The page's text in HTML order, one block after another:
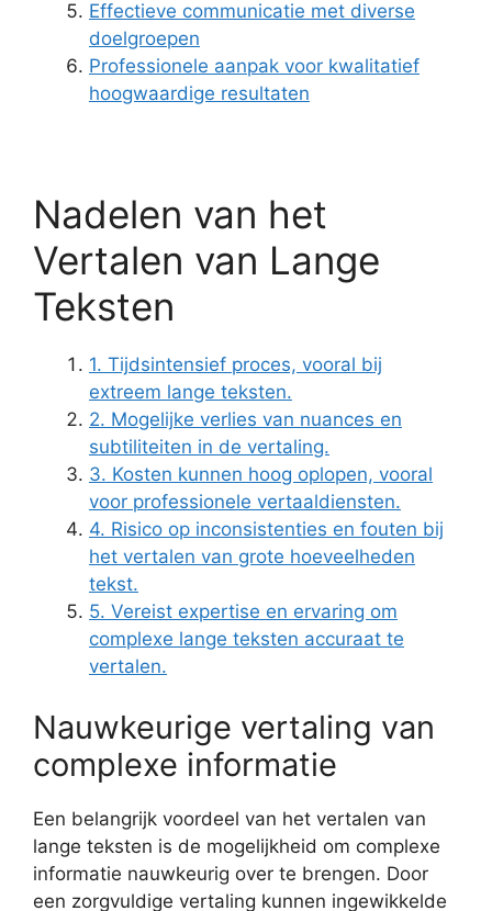
Effectieve communicatie met diverse
doelgroepen
Professionele aanpak voor kwalitatief
hoogwaardige resultaten
Nadelen van het
Vertalen van Lange
Teksten
1. Tijdsintensief proces, vooral bij
extreem lange teksten.
2. Mogelijke verlies van nuances en
subtiliteiten in de vertaling.
3. Kosten kunnen hoog oplopen, vooral
voor professionele vertaaldiensten.
4. Risico op inconsistenties en fouten bij
het vertalen van grote hoeveelheden
tekst.
5. Vereist expertise en ervaring om
complexe lange teksten accuraat te
vertalen.
Nauwkeurige vertaling van
complexe informatie
Een belangrijk voordeel van het vertalen van
lange teksten is de mogelijkheid om complexe
informatie nauwkeurig over te brengen. Door
een zorgvuldige vertaling kunnen ingewikkelde